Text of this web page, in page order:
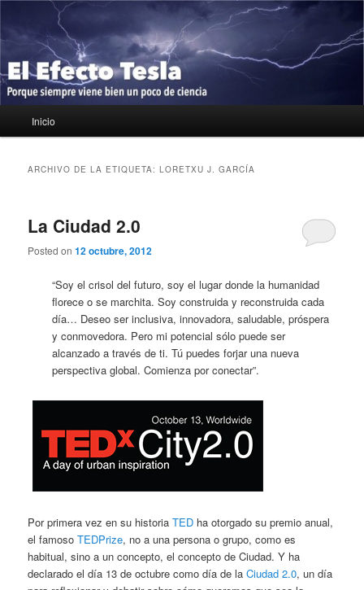
contenido
principal
contenido
secundario
El Efecto Tesla
Porque siempre viene bien un poco de ciencia
principal
Inicio
ARCHIVO DE LA ETIQUETA:LORETXU J. GARCÍA
La Ciudad 2.0
Posted on12 octubre, 2012
“Soy el crisol del futuro, soy el lugar donde la humanidad
florece o se marchita. Soy construida y reconstruida cada
día… Deseo ser inclusiva, innovadora, saludable, próspera
y conmovedora. Pero mi potencial sólo puede ser
alcanzado a través de ti. Tú puedes forjar una nueva
perspectiva global. Comienza por conectar”.
Por primera vez en su historiaTED ha otorgado su premio anual,
el famosoTEDPrize, no a una persona o grupo, como es
habitual, sino a un concepto, el concepto de Ciudad. Y ha
declarado el día 13 de octubre como día de laCiudad 2.0, un día